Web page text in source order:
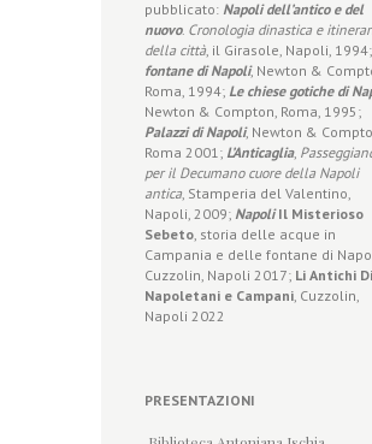
pubblicato: Napoli dell’antico e del
nuovo. Cronologia dinastica e
della città , il Girasole, Napoli, 1994;
fontane di Napoli, Newton &
Roma, 1994; Le chiese gotiche di
Newton & Compton, Roma, 1995;
Palazzi di Napoli, Newton &
Roma 2001; L’Anticaglia,
per il Decumano cuore della Napoli
antica , Stamperia del Valentino,
Napoli, 2009; Napoli Il Misterioso
Sebeto , storia delle acque in
Campania e delle fontane di
Cuzzolin, Napoli 2017; Li Antichi
Napoletani e Campani , Cuzzolin,
Napoli 2022
PRESENTAZIONI